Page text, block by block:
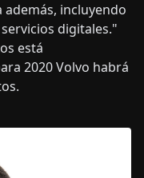
incluyendo
digitales."
está
2020 Volvo habrá